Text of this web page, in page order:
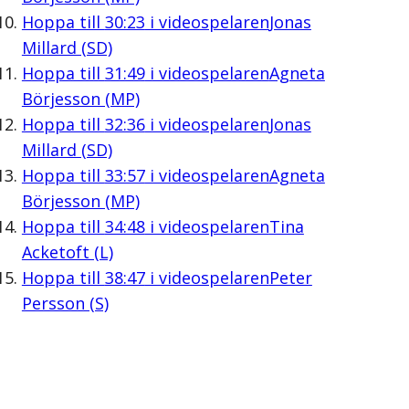
Hoppa till 30:23 i videospelarenJonas
Millard (SD)
Hoppa till 31:49i videospelarenAgneta
Börjesson (MP)
Hoppa till 32:36i videospelarenJonas
Millard (SD)
Hoppa till 33:57i videospelarenAgneta
Börjesson (MP)
Hoppa till 34:48i videospelarenTina
Acketoft (L)
Hoppa till 38:47i videospelarenPeter
Persson (S)